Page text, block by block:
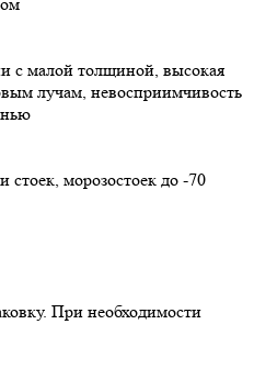
с малой толщиной, высокая
лучам, невосприимчивость
стоек, морозостоек до -70
При необходимости